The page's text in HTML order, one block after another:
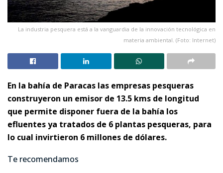
La industria pesquera está a la vanguardia de la innovación tecnológica en
materia ambiental. (Foto: Internet)
En la bahía de Paracas las empresas pesqueras
construyeron un emisor de 13.5 kms de longitud
que permite disponer fuera de la bahía los
efluentes ya tratados de 6 plantas pesqueras, para
lo cual invirtieron 6 millones de dólares.
Te recomendamos